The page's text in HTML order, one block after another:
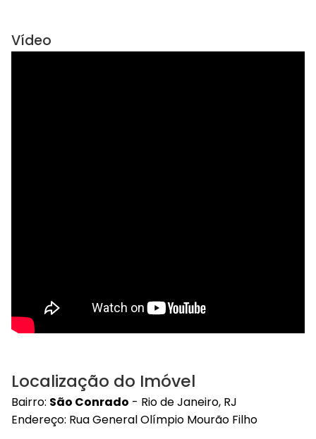
Vídeo
Localização do Imóvel
Bairro: São Conrado - Rio de Janeiro, RJ
Endereço: Rua General Olímpio Mourão Filho